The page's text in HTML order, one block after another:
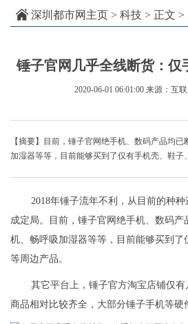
深圳都市网主页 > 科技 > 正文 >
锤子官网几乎全线断货：仅
2020-06-01 06:01:00 来源：互联
【摘要】目前，锤子官网绝手机、数码产品均
加湿器等等，目前能够买到了仅有手机壳、鞋子
2018年锤子流年不利，从目前的种
成定局。目前，锤子官网绝手机、数码
机、畅呼吸加湿器等等，目前能够买到
等周边产品。
其它平台上，锤子官方淘宝店铺仅
商品相对比较齐全，大部分锤子手机等硬